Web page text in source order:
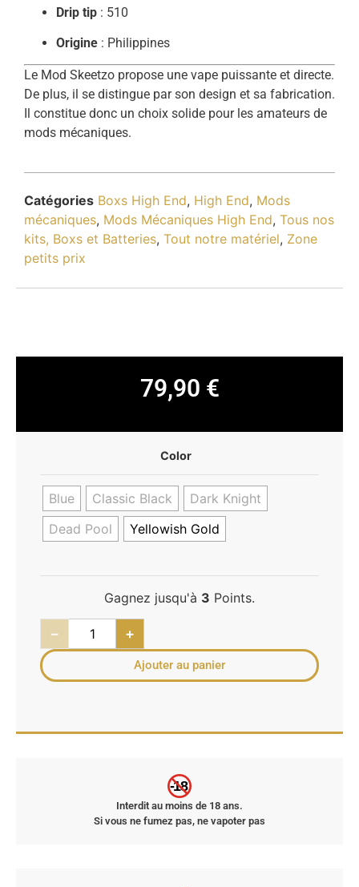
Drip tip : 510
Origine : Philippines
Le Mod Skeetzo propose une vape puissante et directe.
De plus, il se distingue parson design et sa fabrication.
constitue donc un choix solide pour les amateurs de
mods mécaniques.
Catégories Boxs High End, High End, Mods
mécaniques, Mods Mécaniques High End, Tous nos
kits, Boxs et Batteries, Tout notre matériel, Zone
petits prix
79,90 €
Color
Blue Classic Black
Dark Knight
Dead Pool
Yellowish Gold
Gagnez jusqu'à 3 Points.
− +
Ajouter au panier
-18
Interdit au moins de 18 ans.
Si vous ne fumez pas, ne vapoter pas